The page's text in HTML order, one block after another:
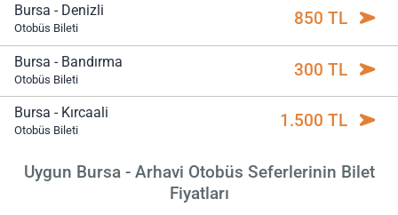
Bursa - Denizli
Otobüs Bileti 850 TL
Bursa - Bandırma
Otobüs Bileti 300 TL
Bursa - Kırcaali
Otobüs Bileti 1.500 TL
Uygun Bursa - Arhavi Otobüs Seferlerinin Bilet
Fiyatları